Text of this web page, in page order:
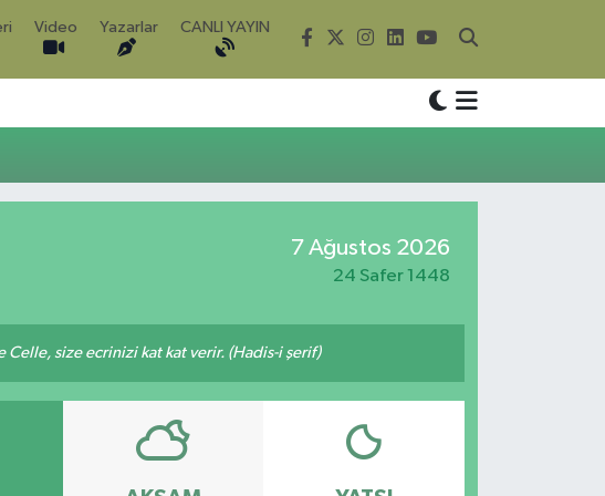
Video Yazarlar CANLI YAYIN
7 Ağustos 2026
24 Safer 1448
Celle, size ecrinizi kat kat verir. (Hadis-i şerif)